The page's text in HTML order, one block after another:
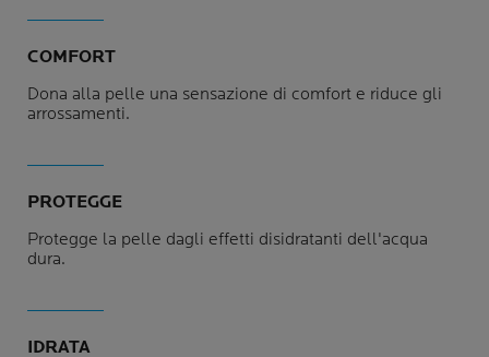
COMFORT
Dona alla pelle una sensazione di comfort e riduce gli
arrossamenti.
PROTEGGE
Protegge la pelle dagli effetti disidratanti dell'acqua
dura.
IDRATA